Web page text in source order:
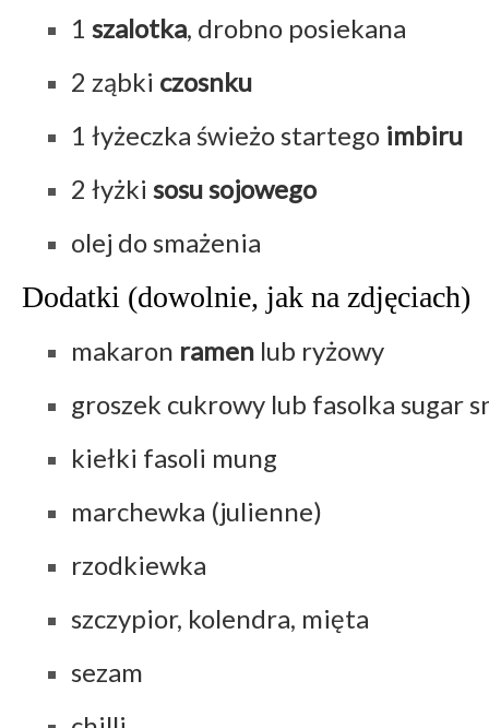
1 szalotka, drobno posiekana
2 ząbki czosnku
1 łyżeczka świeżo startego imbiru
2 łyżki sosu sojowego
olej do smażenia
Dodatki (dowolnie, jak na zdjęciach)
makaron ramen lub ryżowy
groszek cukrowy lub fasolka sugar
kiełki fasoli mung
marchewka (julienne)
rzodkiewka
szczypior, kolendra, mięta
sezam